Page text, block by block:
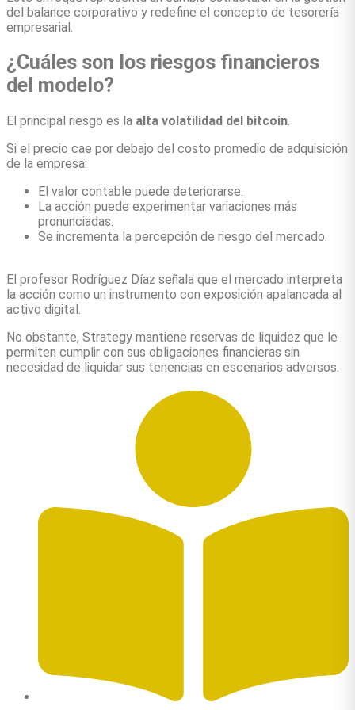
del balance corporativo y redefine el concepto de tesorería
empresarial.
¿Cuáles son los riesgos financieros
del modelo?
El principal riesgo es la alta volatilidad del bitcoin.
Si el precio cae por debajo del costo promedio de adquisición
de la empresa:
El valor contable puede deteriorarse.
La acción puede experimentar variaciones más
pronunciadas.
Se incrementa la percepción de riesgo del mercado.
El profesor Rodríguez Díaz señala que el mercado interpreta
la acción como un instrumento con exposición apalancada al
activo digital.
No obstante, Strategy mantiene reservas de liquidez que le
permiten cumplir con sus obligaciones financieras sin
necesidad de liquidar sus tenencias en escenarios adversos.